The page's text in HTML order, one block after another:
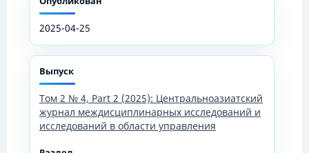
2025-04-25
Выпуск
Том 2 № 4, Part 2 (2025): Центральноазиатский
журнал междисциплинарных исследований и
исследований в области управления